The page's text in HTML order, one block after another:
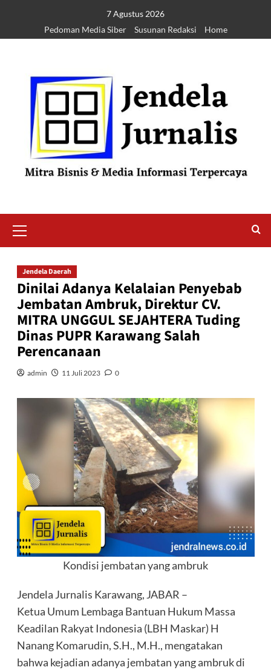
7 Agustus 2026
Pedoman Media Siber
Susunan Redaksi Home
Jendela Daerah
Dinilai Adanya Kelalaian Penyebab
Jembatan Ambruk, Direktur CV.
MITRA UNGGUL SEJAHTERA Tuding
Dinas PUPR Karawang Salah
Perencanaan
admin 11 Juli 2023 0
Kondisi jembatan yang ambruk
Jendela Jurnalis Karawang, JABAR –
Ketua Umum Lembaga Bantuan Hukum Massa
Keadilan Rakyat Indonesia (LBH Maskar) H
Nanang Komarudin, S.H., M.H., mengatakan
bahwa kejadian adanya jembatan yang ambruk di